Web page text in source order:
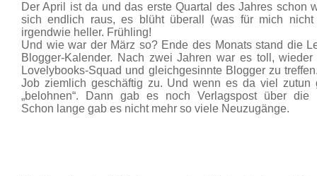
Der April ist da und das erste Quartal des Jahres schon
sich endlich raus, es blüht überall (was für mich
irgendwie heller. Frühling!
Und wie war der März so? Ende des Monats stand die
Blogger-Kalender. Nach zwei Jahren war es toll,
Lovelybooks-Squad und gleichgesinnte Blogger zu
Job ziemlich geschäftig zu. Und wenn es da viel zutun
„belohnen“. Dann gab es noch Verlagspost über
Schon lange gab es nicht mehr so viele Neuzugänge.